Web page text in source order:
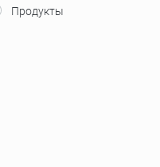
Продукты